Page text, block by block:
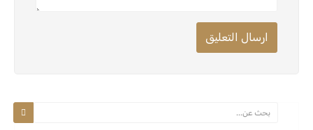
ارسال التعليق